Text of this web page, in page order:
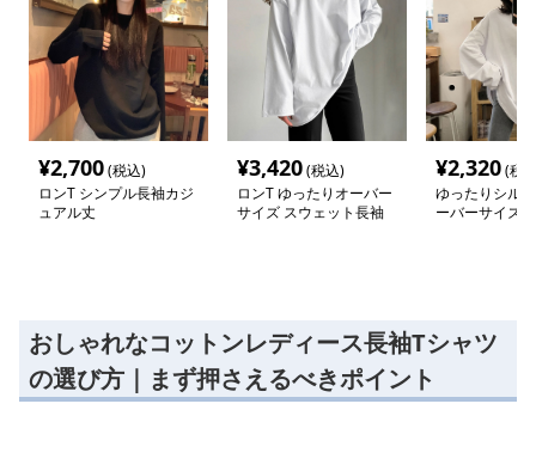
¥2,700(税込)
ロンT シンプル長袖カジ
ュアル丈
¥3,420(税込)
ロンT ゆったりオーバー
サイズ スウェット長袖
¥2,320(税
ゆったりシル
ーバーサイズ
おしゃれなコットンレディース長袖Tシャツ
の選び方｜まず押さえるべきポイント